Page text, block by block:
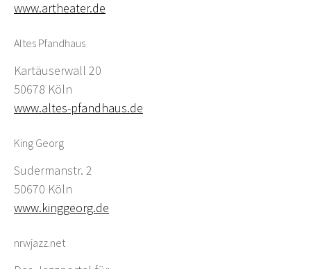
www.artheater.de
Altes Pfandhaus
Kartäuserwall 20
50678 Köln
www.altes-pfandhaus.de
King Georg
Sudermanstr. 2
50670 Köln
www.kinggeorg.de
nrwjazz.net